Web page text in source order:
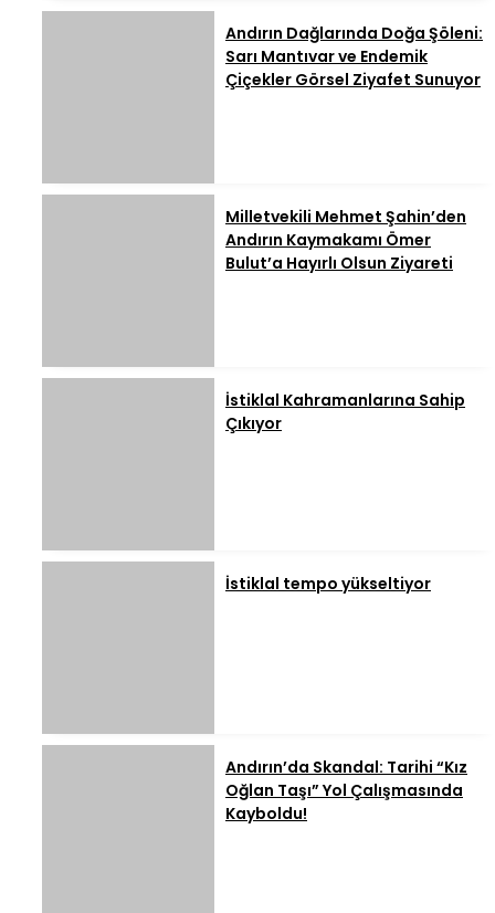
Andırın Dağlarında Doğa Şöleni:
Sarı Mantıvar ve Endemik
Çiçekler Görsel Ziyafet Sunuyor
Milletvekili Mehmet Şahin’den
Andırın Kaymakamı Ömer
Bulut’a Hayırlı Olsun Ziyareti
İstiklal Kahramanlarına Sahip
Çıkıyor
İstiklal tempo yükseltiyor
Andırın’da Skandal: Tarihi “Kız
Oğlan Taşı” Yol Çalışmasında
Kayboldu!